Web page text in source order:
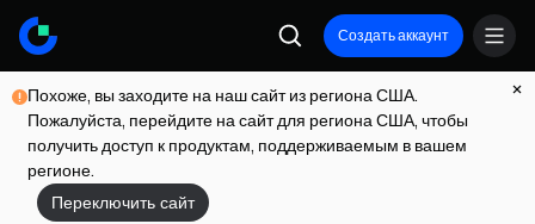
Создать аккаунт
Похоже, вы заходите на наш сайт из региона США.
Пожалуйста, перейдите на сайт для региона США, чтобы
получить доступ к продуктам, поддерживаемым в вашем
регионе.
Переключить сайт